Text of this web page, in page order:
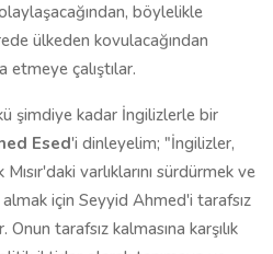
böylelikle
ülkeden kovulacağından
etmeye çalıştılar.
şimdiye kadar İngilizlerle bir
Esed'i dinleyelim; "İngilizler,
varlıklarını sürdürmek ve
almak için Seyyid Ahmed'i tarafsız
tarafsız kalmasına karşılık